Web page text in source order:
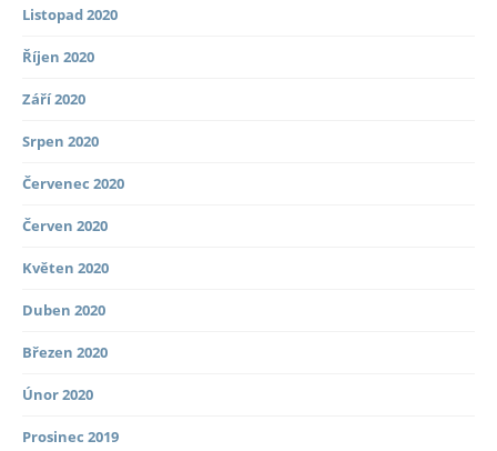
Listopad 2020
Říjen 2020
Září 2020
Srpen 2020
Červenec 2020
Červen 2020
Květen 2020
Duben 2020
Březen 2020
Únor 2020
Prosinec 2019